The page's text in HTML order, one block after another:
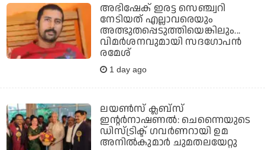
അഭിഷേക് ഇരട്ട സെഞ്ച്വറി
നേടിയത് എല്ലാവരെയും
അത്ഭുതപ്പെടുത്തിയെങ്കിലും...
വിമര്‍ശനവുമായി സദഗോപന്‍
രമേശ്
1 day ago
ലയണ്‍സ് ക്ലബ്‌സ്
ഇന്റര്‍നാഷണല്‍: ചെന്നൈയുടെ
ഡിസ്ട്രിക്ട് ഗവര്‍ണറായി ഉമ
അനില്‍കുമാര്‍ ചുമതലയേറ്റു